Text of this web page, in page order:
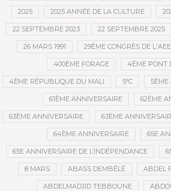
2025 2025 ANNÉE DE LA CULTURE
22 SEPTEMBRE 2023 22 SEPTEMBRE 2025
26 MARS 1991 29ÈME CONGRÈS DE
400ÈME FORAGE 4ÈME PONT
4ÈME RÉPUBLIQUE DU MALI 5°C 5ÈME
61ÈME ANNIVERSAIRE 62ÈME
63ÈME ANNIVERSAIRE 63ÈME
64ÈME ANNIVERSAIRE 65E
65E ANNIVERSAIRE DE L’INDÉPENDANCE
8 MARS ABASS DEMBÉLÉ ABDEL
ABDELMADJID TEBBOUNE